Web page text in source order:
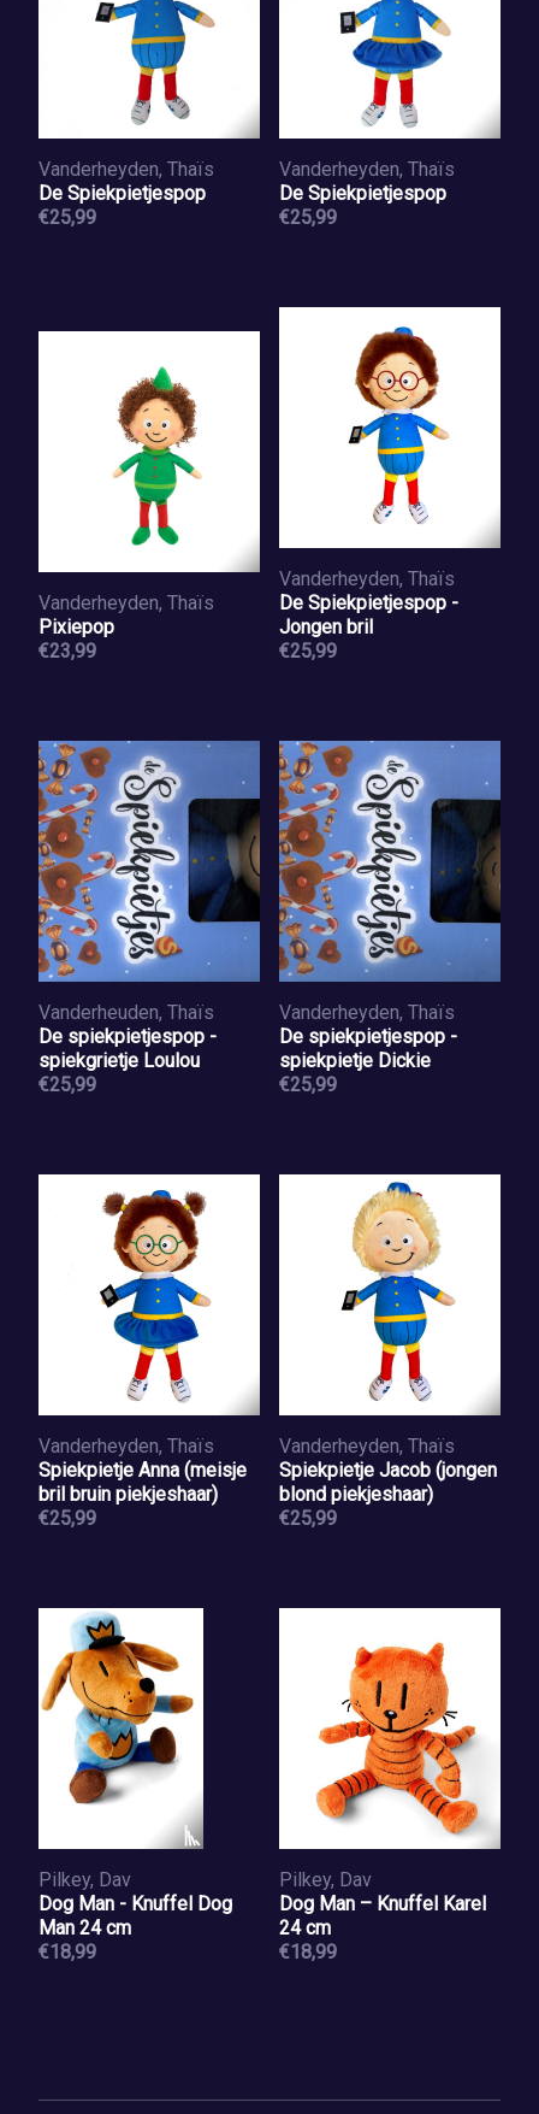
Vanderheyden, Thaïs
De Spiekpietjespop
€25,99
Vanderheyden, Thaïs
De Spiekpietjespop
€25,99
Vanderheyden, Thaïs
Pixiepop
€23,99
Vanderheyden, Thaïs
De Spiekpietjespop -
Jongen bril
€25,99
Vanderheuden, Thaïs
De spiekpietjespop -
spiekgrietje Loulou
€25,99
Vanderheyden, Thaïs
De spiekpietjespop -
spiekpietje Dickie
€25,99
Vanderheyden, Thaïs
Spiekpietje Anna (meisje
bril bruin piekjeshaar)
€25,99
Vanderheyden, Thaïs
Spiekpietje Jacob (jongen
blond piekjeshaar)
€25,99
Pilkey, Dav
Dog Man - Knuffel Dog
Man 24 cm
€18,99
Pilkey, Dav
Dog Man – Knuffel Karel
24 cm
€18,99